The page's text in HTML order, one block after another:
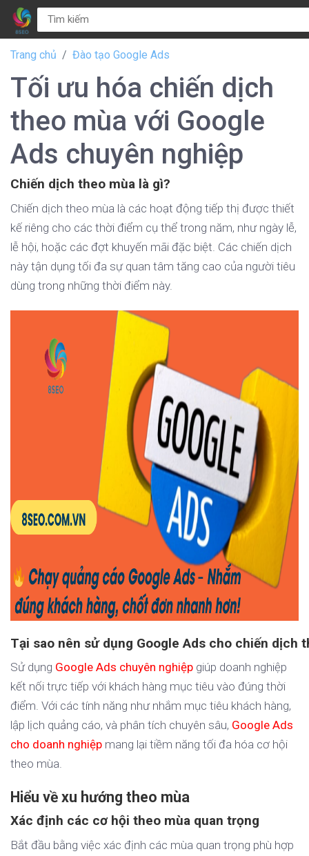
Trang chủ Đào tạo Google Ads
Tối ưu hóa chiến dịch
theo mùa với Google
Ads chuyên nghiệp
Chiến dịch theo mùa là gì?
Chiến dịch theo mùa là các hoạt động tiếp thị được thiết
kế riêng cho các thời điểm cụ thể trong năm, như ngày lễ,
lễ hội, hoặc các đợt khuyến mãi đặc biệt. Các chiến dịch
này tận dụng tối đa sự quan tâm tăng cao của người tiêu
dùng trong những thời điểm này.
Tại sao nên sử dụng Google Ads cho chiến dịch
Sử dụng Google Ads chuyên nghiệp giúp doanh nghiệp
kết nối trực tiếp với khách hàng mục tiêu vào đúng thời
điểm. Với các tính năng như nhắm mục tiêu khách hàng,
lập lịch quảng cáo, và phân tích chuyên sâu, Google Ads
cho doanh nghiệp mang lại tiềm năng tối đa hóa cơ hội
theo mùa.
Hiểu về xu hướng theo mùa
Xác định các cơ hội theo mùa quan trọng
Bắt đầu bằng việc xác định các mùa quan trọng phù hợp